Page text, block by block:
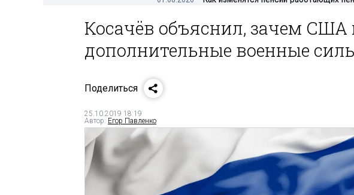
Косачёв объяснил, зачем
дополнительные военные
Поделиться
25.10.2019 18:19
Автор: Егор Павленко